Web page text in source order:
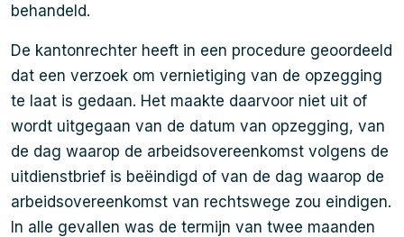
behandeld.
De kantonrechter heeft in een procedure geoordeeld
dat een verzoek om vernietiging van de opzegging
te laat is gedaan. Het maakte daarvoor niet uit of
wordt uitgegaan van de datum van opzegging, van
de dag waarop de arbeidsovereenkomst volgens de
uitdienstbrief is beëindigd of van de dag waarop de
arbeidsovereenkomst van rechtswege zou eindigen.
In alle gevallen was de termijn van twee maanden